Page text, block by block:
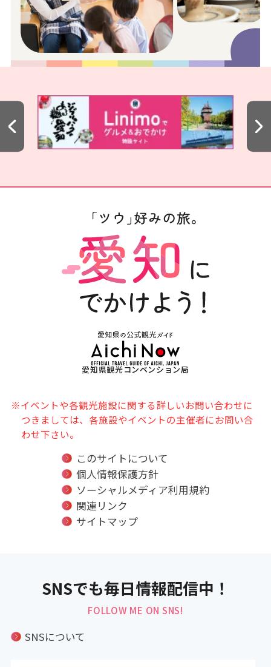
愛知県観光コンベンション局
※イベントや各観光施設に関する詳しいお問い合わせに
つきましては、各施設やイベントの主催者にお問い合
わせ下さい。
このサイトについて
個人情報保護方針
ソーシャルメディア利用規約
関連リンク
サイトマップ
SNSでも毎日情報配信中！
FOLLOW ME ON SNS!
SNSについて